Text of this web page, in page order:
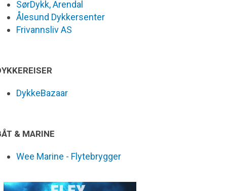
SørDykk, Arendal
Ålesund Dykkersenter
Frivannsliv AS
DykkeBazaar
& MARINE
Wee Marine - Flytebrygger